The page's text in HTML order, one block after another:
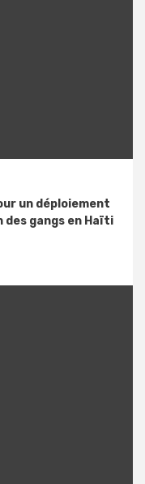
un déploiement
des gangs en Haïti